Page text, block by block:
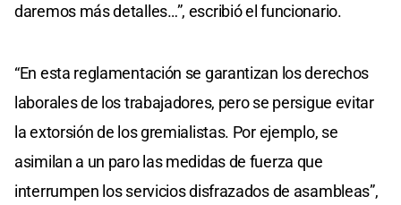
daremos más detalles…”, escribió el funcionario.
“En esta reglamentación se garantizan los derechos
laborales de los trabajadores, pero se persigue evitar
la extorsión de los gremialistas. Por ejemplo, se
asimilan a un paro las medidas de fuerza que
interrumpen los servicios disfrazados de asambleas”,